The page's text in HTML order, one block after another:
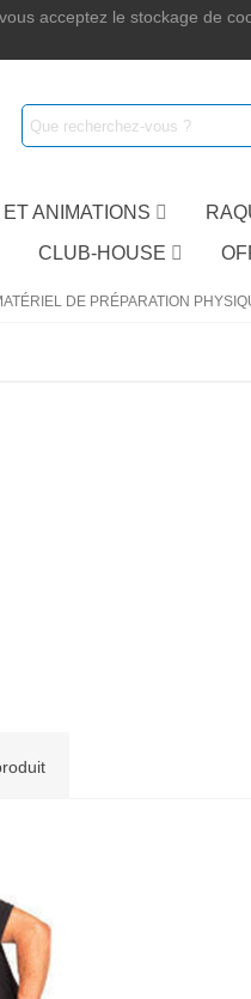
acceptez le stockage de
ANIMATIONS
CLUB-HOUSE
DE PRÉPARATION